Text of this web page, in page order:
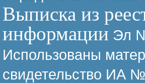
Выписка из
информации Эл
Использованы
свидетельство ИА